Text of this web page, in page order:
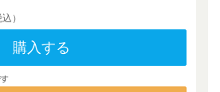
込）
購入する